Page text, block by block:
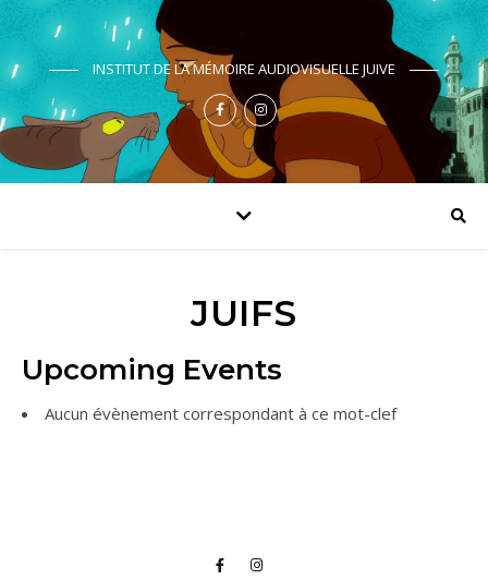
INSTITUT DE LA MÉMOIRE AUDIOVISUELLE JUIVE
JUIFS
Upcoming Events
Aucun évènement correspondant à ce mot-clef